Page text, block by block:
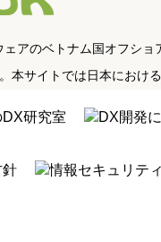
アのベトナム国オフシ
本サイトでは日本におけ
研究室 DX開発
針 情報セキュリテ